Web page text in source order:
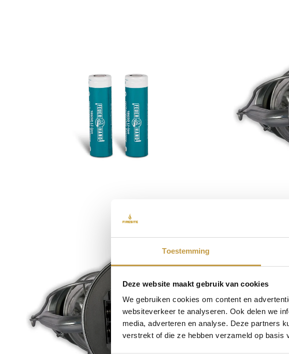
Toestemming
Deze website maakt gebruik van cookies
We gebruiken cookies om content en
websiteverkeer te analyseren. Ook delen we
media, adverteren en analyse. Deze partners
verstrekt of die ze hebben verzameld op basis